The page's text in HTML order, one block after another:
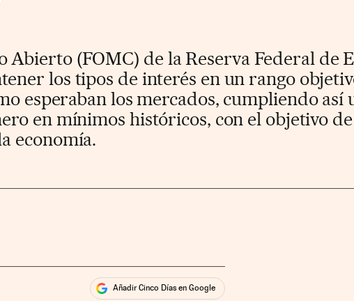
(FOMC) de la Reserva Federal de
los tipos de interés en un rango
esperaban los mercados, cumpliendo así
en mínimos históricos, con el objetivo de
economía.
Añadir Cinco Días en Google